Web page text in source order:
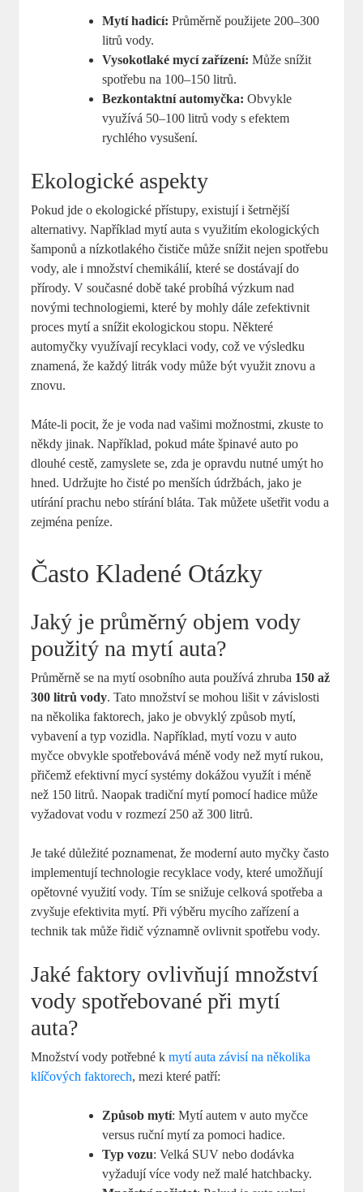
Mytí hadicí: Průměrně použijete 200–300
litrů vody.
Vysokotlaké mycí zařízení: Může snížit
spotřebu na 100–150 litrů.
Bezkontaktní automyčka: Obvykle
využívá 50–100 litrů vody s efektem
rychlého vysušení.
Ekologické aspekty
Pokud jde o ekologické přístupy, existují i šetrnější
alternativy. Například mytí auta s využitím ekologických
šamponů a nízkotlakého čističe může snížit nejen spotřebu
vody, ale i množství chemikálií, které se dostávají do
přírody. V současné době také probíhá výzkum nad
novými technologiemi, které by mohly dále zefektivnit
proces mytí a snížit ekologickou stopu. Některé
automyčky využívají recyklaci vody, což ve výsledku
znamená, že každý litrák vody může být využit znovu a
znovu.
Máte-li pocit, že je voda nad vašimi možnostmi, zkuste to
někdy jinak. Například, pokud máte špinavé auto po
dlouhé cestě, zamyslete se, zda je opravdu nutné umýt ho
hned. Udržujte ho čisté po menších údržbách, jako je
utírání prachu nebo stírání bláta. Tak můžete ušetřit vodu a
zejména peníze.
Často Kladené Otázky
Jaký je průměrný objem vody
použitý na mytí auta?
Průměrně se na mytí osobního auta používá zhruba 150 až
300 litrů vody. Tato množství se mohou lišit v závislosti
na několika faktorech, jako je obvyklý způsob mytí,
vybavení a typ vozidla. Například, mytí vozu v auto
myčce obvykle spotřebovává méně vody než mytí rukou,
přičemž efektivní mycí systémy dokážou využít i méně
než 150 litrů. Naopak tradiční mytí pomocí hadice může
vyžadovat vodu v rozmezí 250 až 300 litrů.
Je také důležité poznamenat, že moderní auto myčky často
implementují technologie recyklace vody, které umožňují
opětovné využití vody. Tím se snižuje celková spotřeba a
zvyšuje efektivita mytí. Při výběru mycího zařízení a
technik tak může řidič významně ovlivnit spotřebu vody.
Jaké faktory ovlivňují množství
vody spotřebované při mytí
auta?
Množství vody potřebné kmytí auta závisí na několika
klíčových faktorech, mezi které patří:
Způsob mytí: Mytí autem v auto myčce
versus ruční mytí za pomoci hadice.
Typ vozu: Velká SUV nebo dodávka
vyžadují více vody než malé hatchbacky.